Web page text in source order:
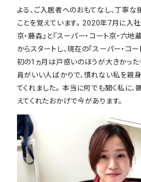
よる、ご入居者へのおもてなし、丁寧
ことを覚えています。 2020年7月に入社
京・藤森』と『スーパー・コート京・六
からスタートし、現在の『スーパー・コー
初の1ヵ月は戸惑いのほうが大きかった
員がいい人ばかりで、慣れない私を親
てくれました。 本当に何でも聞く私に
えてくれたおかげで今があります。